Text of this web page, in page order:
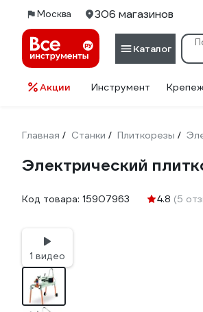
Москва 306 магазинов
Каталог
Акции Инструмент
Главная / Станки / Плиткорезы /
Электрический
Код товара: 15907963 4.8 (5
1 видео